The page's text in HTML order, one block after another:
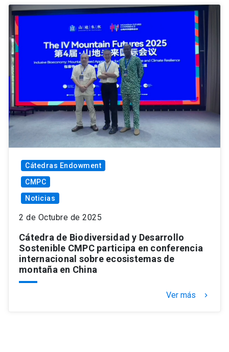
Cátedras Endowment
CMPC
Noticias
2 de Octubre de 2025
Cátedra de Biodiversidad y Desarrollo
Sostenible CMPC participa en conferencia
internacional sobre ecosistemas de
montaña en China
Ver más keyboard_arrow_right